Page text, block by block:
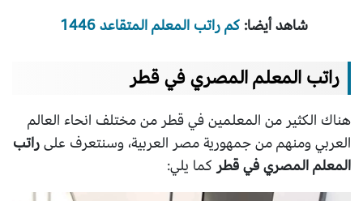
شاهد أيضا:كم راتب المعلم المتقاعد 1446
راتب المعلم المصري في قطر
هناك الكثير من المعلمين في قطر من مختلف انحاء العالم
العربي ومنهم من جمهورية مصر العربية، وسنتعرف علىراتب
المعلم المصري في قطر كما يلي: